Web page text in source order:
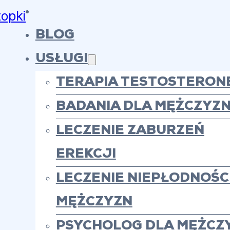
BLOG
USŁUGI
TERAPIA
BADANIA DLA MĘŻCZYZN
LECZENIE ZABURZEŃ
EREKCJI
LECZENIE
MĘŻCZYZN
PSYCHOLOG DLA